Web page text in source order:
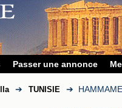
Passer une annonce
➔ TUNISIE ➔